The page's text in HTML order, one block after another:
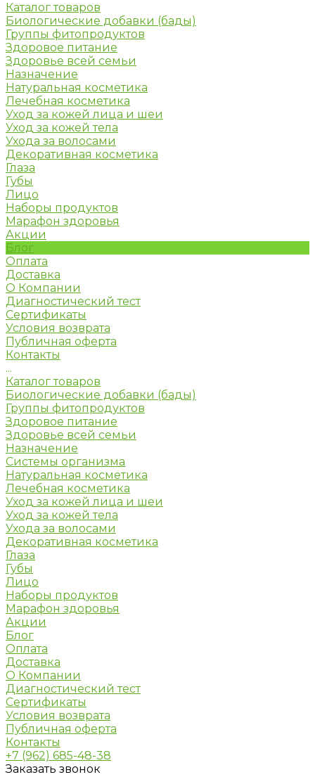
Каталог товаров
Биологические добавки (бады)
Группы фитопродуктов
Здоровое питание
Здоровье всей семьи
Назначение
Натуральная косметика
Лечебная косметика
Уход за кожей лица и шеи
Уход за кожей тела
Ухода за волосами
Декоративная косметика
Глаза
Губы
Лицо
Наборы продуктов
Марафон здоровья
Акции
Блог
Оплата
Доставка
О Компании
Диагностический тест
Сертификаты
Условия возврата
Публичная оферта
Контакты
...
Каталог товаров
Биологические добавки (бады)
Группы фитопродуктов
Здоровое питание
Здоровье всей семьи
Назначение
Системы организма
Натуральная косметика
Лечебная косметика
Уход за кожей лица и шеи
Уход за кожей тела
Ухода за волосами
Декоративная косметика
Глаза
Губы
Лицо
Наборы продуктов
Марафон здоровья
Акции
Блог
Оплата
Доставка
О Компании
Диагностический тест
Сертификаты
Условия возврата
Публичная оферта
Контакты
+7 (962) 685-48-38
Заказать звонок